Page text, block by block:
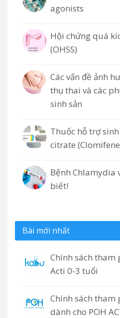
agonists
Hội chứng quá
(OHSS)
Các vấn đề ảnh
thụ thai và các
sinh sản
Thuốc hỗ trợ
citrate
Bệnh Chlamydia
biết!
Bài mới nhất
Chính sách tham
Acti 0-3 tuổi
Chính sách tham
dành cho POH